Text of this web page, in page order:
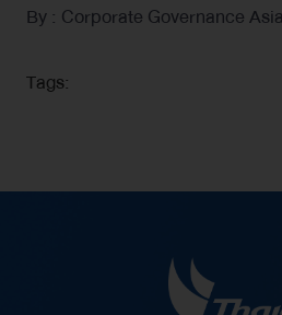
By : Corporate Governance
Tags: